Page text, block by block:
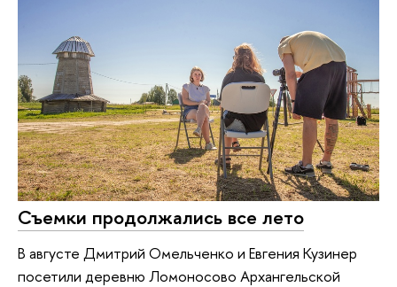
Съемки продолжались все лето
В августе Дмитрий Омельченко и Евгения Кузинер
посетили деревню Ломоносово Архангельской